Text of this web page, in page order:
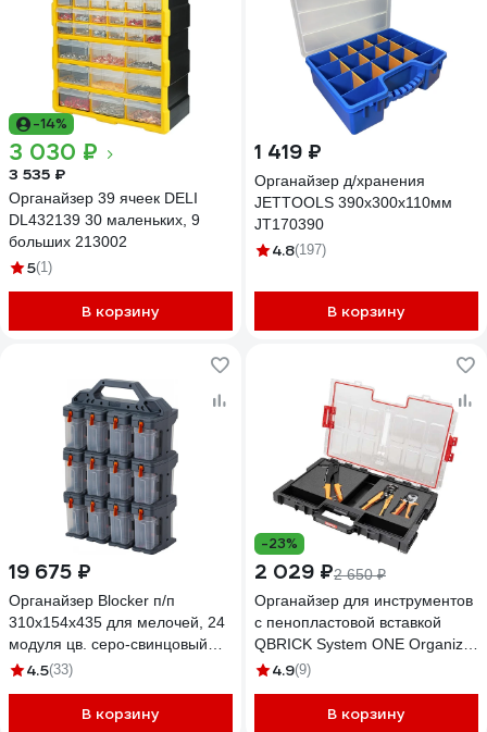
-14%
3 030 ₽
3 535 ₽
Органайзер 39 ячеек DELI
DL432139 30 маленьких, 9
больших 213002
5(1)
В корзину
1 419 ₽
Органайзер д/хранения
JETTOOLS 390x300x110мм
JT170390
4.8(197)
В корзину
19 675 ₽
Органайзер Blocker п/п
310х154х435 для мелочей, 24
модуля цв. серо-свинцовый
32834
4.5(33)
В корзину
-23%
2 029 ₽2 650 ₽
Органайзер для инструментов
с пенопластовой вставкой
QBRICK System ONE Organizer
L 2.0 Multilayer Foam Inserts
4.9(9)
В корзину